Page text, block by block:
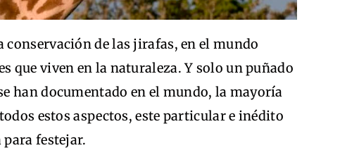
de las jirafas, en el mundo
que viven en la naturaleza. Y solo un puñado
han documentado en el mundo, la mayoría
estos aspectos, este particular e inédito
festejar.